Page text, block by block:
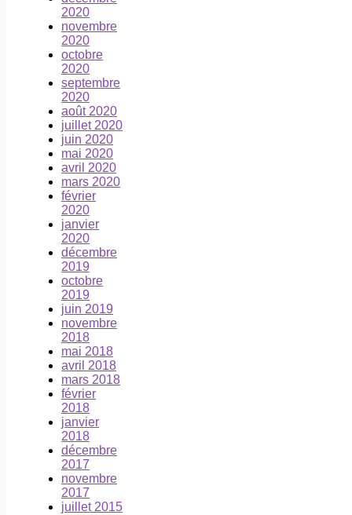
2020
novembre
2020
octobre
2020
septembre
2020
août 2020
juillet 2020
juin 2020
mai 2020
avril 2020
mars 2020
février
2020
janvier
2020
décembre
2019
octobre
2019
juin 2019
novembre
2018
mai 2018
avril 2018
mars 2018
février
2018
janvier
2018
décembre
2017
novembre
2017
juillet 2015